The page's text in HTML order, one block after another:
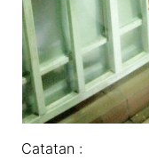
Catatan :